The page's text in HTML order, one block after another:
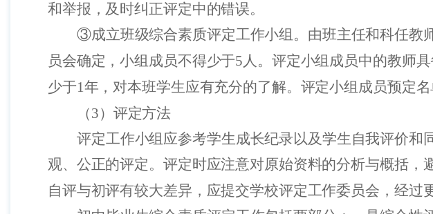
和举报，及时纠正评定中的错误。
③成立班级综合素质评定工作小组。由班主任和科任教
员会确定，小组成员不得少于5人。评定小组成员中的教师
少于1年，对本班学生应有充分的了解。评定小组成员预定
（3）评定方法
评定工作小组应参考学生成长纪录以及学生自我评价
观、公正的评定。评定时应注意对原始资料的分析与概括
自评与初评有较大差异，应提交学校评定工作委员会，经过